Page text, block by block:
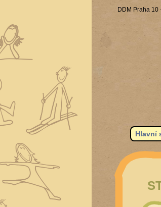
DDM Praha 10
Hlavní